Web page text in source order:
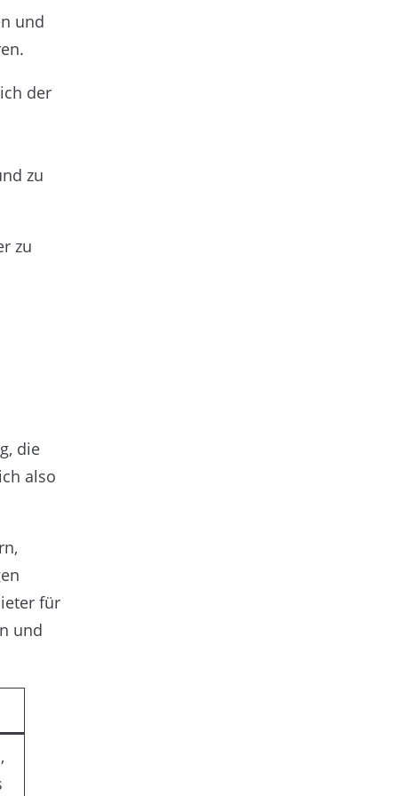
und
der
zu
zu
die
also
für
und